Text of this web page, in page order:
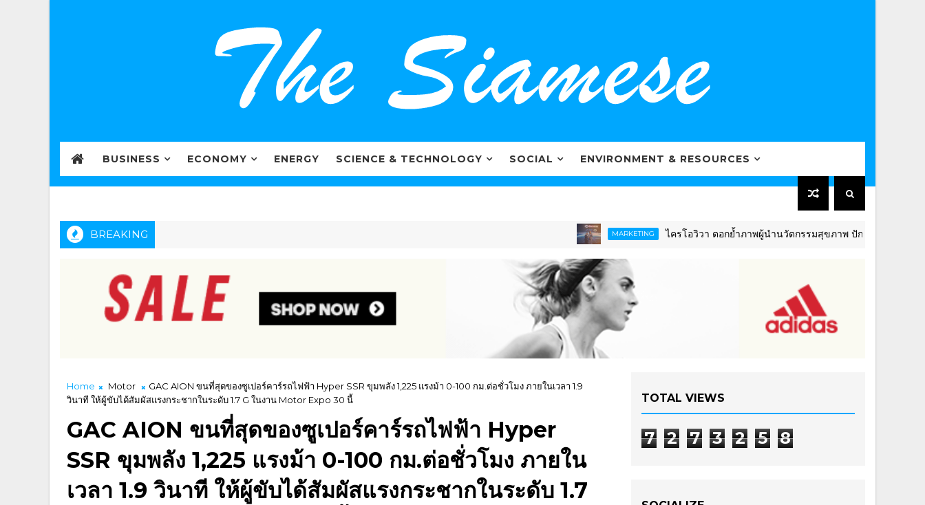
BUSINESS ECONOMY ENERGY SCIENCE & TECHNOLOGY SOCIAL ENVIRONMENT & RESOURCES
BREAKING MARKETING ไครโอวิวา ตอกย้ำภาพผู้นำนวัตกรรมสุขภาพ ปักธงดันไทยสู่ “Global
Home Motor
GAC AION ขนที่สุดของซูเปอร์คาร์รถไฟฟ้า Hyper SSR ขุมพลัง 1,225 แรงม้า 0-100 กม.ต่อชั่วโมง ภายในเวลา 1.9
วินาที ให้ผู้ขับได้สัมผัสแรงกระชากในระดับ 1.7 G ในงาน Motor Expo 30 นี้
GAC AION ขนที่สุดของซูเปอร์คาร์รถไฟฟ้า Hyper
SSR ขุมพลัง 1,225 แรงม้า 0-100 กม.ต่อชั่วโมง ภายใน
เวลา 1.9 วินาที ให้ผู้ขับได้สัมผัสแรงกระชากในระดับ 1.7
TOTAL VIEWS
7 2 7 3 2 5 8